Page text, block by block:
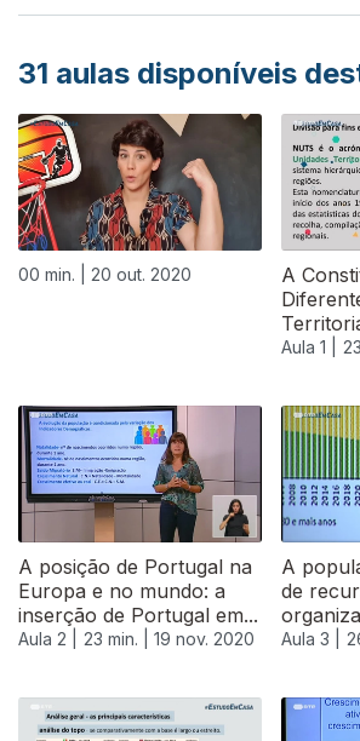
31 aulas disponíveis
00 min. | 20 out. 2020
A
Aula 1 |
A posição de Portugal na
Europa e no mundo: a
inserção de Portugal em...
Aula 2 | 23 min. | 19 nov. 2020
A
de
Aula 3 |